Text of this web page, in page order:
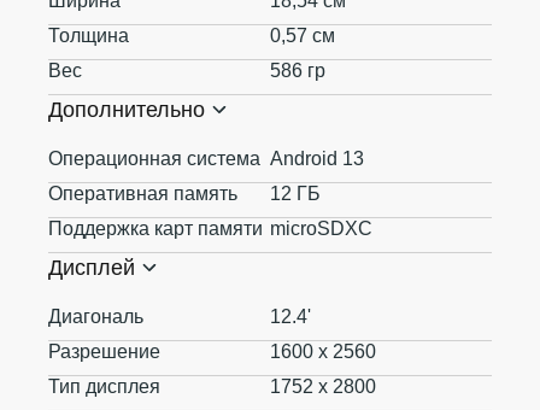
Толщина
0,57 см
Вес
586 гр
Дополнительно
Операционная система Android 13
Оперативная память
12 ГБ
Поддержка карт памяти microSDXC
Дисплей
Диагональ
12.4'
Разрешение
1600 x 2560
Тип дисплея
1752 x 2800